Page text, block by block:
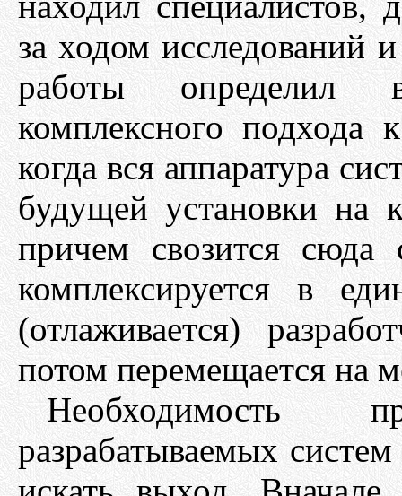
за ходом исследований
работы определил
комплексного подхода
когда вся аппаратура
будущей установки на
причем свозится
комплексируется в
(отлаживается)
потом перемещается на
разрабатываемых